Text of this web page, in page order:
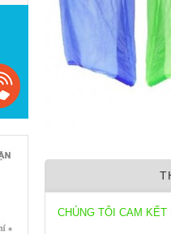
CHÚNG TÔI CAM